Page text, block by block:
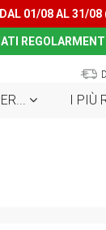
01/08 AL 31/08
I PIÙ